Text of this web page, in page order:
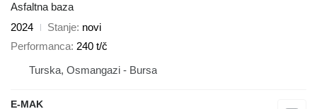
Asfaltna baza
2024
Stanje novi
Performanca 240 t/č
Turska, Osmangazi - Bursa
E-MAK